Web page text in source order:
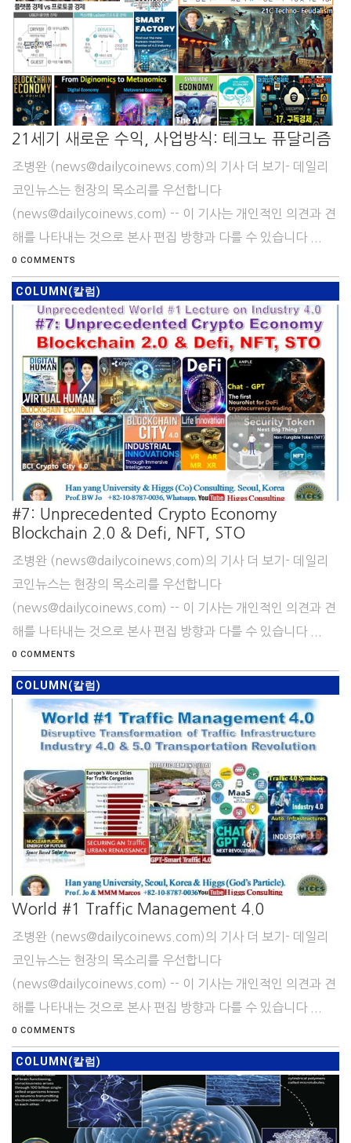
21세기 새로운 수익, 사업방식: 테크노 퓨달리즘
조병완 (news@dailycoinews.com)의 기사 더 보기- 데일리
코인뉴스는 현장의 목소리를 우선합니다
(news@dailycoinews.com) -- 이 기사는 개인적인 의견과 견
해를 나타내는 것으로 본사 편집 방향과 다를 수 있습니다 ...
0 COMMENTS
COLUMN(칼럼)
#7: Unprecedented Crypto Economy
Blockchain 2.0 & Defi, NFT, STO
조병완 (news@dailycoinews.com)의 기사 더 보기- 데일리
코인뉴스는 현장의 목소리를 우선합니다
(news@dailycoinews.com) -- 이 기사는 개인적인 의견과 견
해를 나타내는 것으로 본사 편집 방향과 다를 수 있습니다 ...
0 COMMENTS
COLUMN(칼럼)
World #1 Traffic Management 4.0
조병완 (news@dailycoinews.com)의 기사 더 보기- 데일리
코인뉴스는 현장의 목소리를 우선합니다
(news@dailycoinews.com) -- 이 기사는 개인적인 의견과 견
해를 나타내는 것으로 본사 편집 방향과 다를 수 있습니다 ...
0 COMMENTS
COLUMN(칼럼)